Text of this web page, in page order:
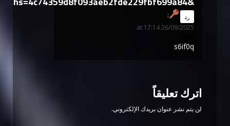
says:
26/09/2025 at 17:14
رد
s6if0q
اترك تعليقاً
لن يتم نشر عنوان بريدك الإلكتروني.